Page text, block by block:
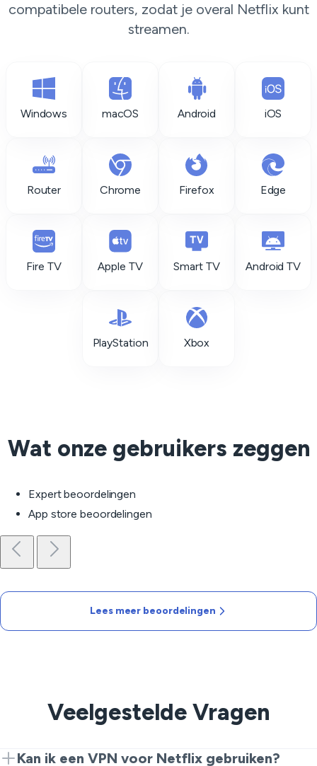
compatibele routers, zodat je overal Netflix kunt
streamen.
Windows macOS Android iOS
Router Chrome Firefox Edge
Fire TV Apple TV Smart TV Android TV
PlayStation Xbox
Wat onze gebruikers zeggen
Expert beoordelingen
App store beoordelingen
Lees meer beoordelingen
Veelgestelde Vragen
Kan ik een VPN voor Netflix gebruiken?